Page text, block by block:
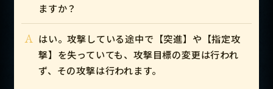
ますか？
A はい。攻撃している途中で【突進】や【指定攻
撃】を失っていても、攻撃目標の変更は行われ
ず、その攻撃は行われます。